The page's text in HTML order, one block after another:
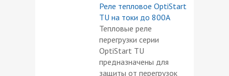
Реле тепловое OptiStart
TU на токи до 800А
Тепловые реле
перегрузки серии
OptiStart TU
предназначены для
защиты от перегрузок